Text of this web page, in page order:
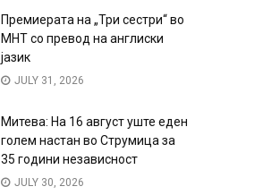
Премиерата на „Три сестри“ во
МНТ со превод на англиски
јазик
JULY 31, 2026
Митева: На 16 август уште еден
голем настан во Струмица за
35 години независност
JULY 30, 2026